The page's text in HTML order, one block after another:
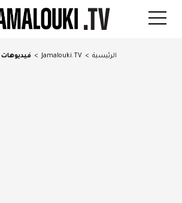
الرئيسية >
Jamalouki.TV
>